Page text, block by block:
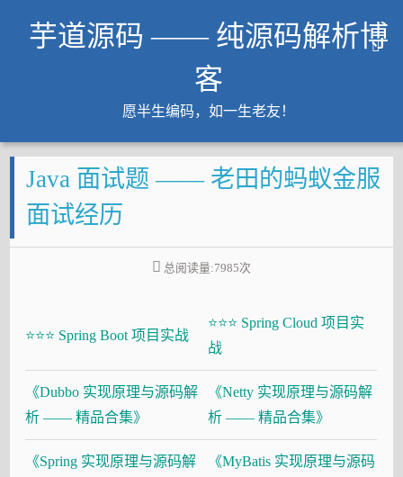
芋道源码 —— 纯源码解析博
客
愿半生编码，如一生老友！
文章
知识星球
Github
大厂面试必备
Java 面试题 —— 老田的蚂蚁金服
面试经历
总阅读量:7985次
⭐⭐⭐ Spring Boot 项目实战
⭐⭐⭐ Spring Cloud 项目实
战
《Dubbo 实现原理与源码解
析 —— 精品合集》
《Netty 实现原理与源码解
析 —— 精品合集》
《Spring 实现原理与源码解
《MyBatis 实现原理与源码